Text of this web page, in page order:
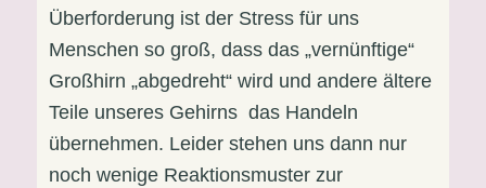
Überforderung ist der Stress für uns
Menschen so groß, dass das „vernünftige“
Großhirn „abgedreht“ wird und andere ältere
Teile unseres Gehirns das Handeln
übernehmen. Leider stehen uns dann nur
noch wenige Reaktionsmuster zur